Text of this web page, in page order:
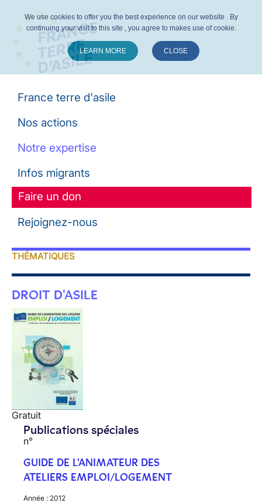
France terre d'asile
Nos actions
Notre expertise
Infos migrants
Faire un don
Rejoignez-nous
THÉMATIQUES
DROIT D'ASILE
Gratuit
Publications spéciales
n°
GUIDE DE L'ANIMATEUR DES
ATELIERS EMPLOI/LOGEMENT
Année : 2012
We use cookies to offer you the best experience on our website . By
continuing your visit to this site , you agree to makes use of cookie.
LEARN MORE CLOSE